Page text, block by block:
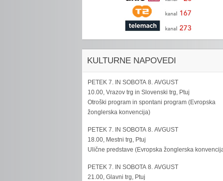
KULTURNE NAPOVEDI
PETEK 7. IN SOBOTA 8. AVGUST
10.00, Vrazov trg in Slovenski trg, Ptuj
Otroški program in spontani program (Evropska
žonglerska konvencija)
PETEK 7. IN SOBOTA 8. AVGUST
18.00, Mestni trg, Ptuj
Ulične predstave (Evropska žonglerska
PETEK 7. IN SOBOTA 8. AVGUST
21.00, Glavni trg, Ptuj